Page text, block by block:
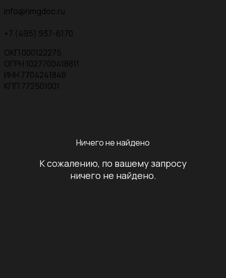
info@nmgdoc.ru
+7 (495) 937-6170
ОКП 000122275
ОГРН 1027700418811
ИНН 7704241848
КПП 772501001
Ничего не найдено
К сожалению, по вашему запросу
ничего не найдено.